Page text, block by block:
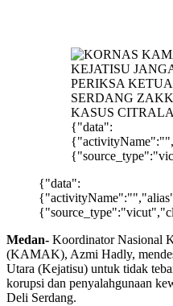
{"data":
{"data":
Medan- Koordinator Nasional
(KAMAK), Azmi Hadly,
Utara (Kejatisu) untuk tidak
korupsi dan penyalahgunaan
Deli Serdang.